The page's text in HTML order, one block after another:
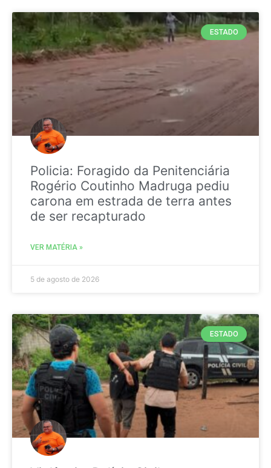
ESTADO
Policia: Foragido da Penitenciária
Rogério Coutinho Madruga pediu
carona em estrada de terra antes
de ser recapturado
VER MATÉRIA »
5 de agosto de 2026
ESTADO